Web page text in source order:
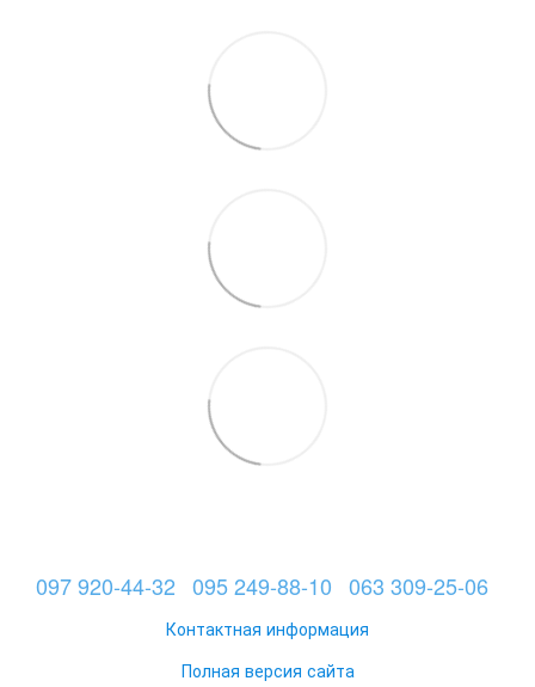
097 920-44-32 095 249-88-10 063 309-25-06
Контактная информация
Полная версия сайта